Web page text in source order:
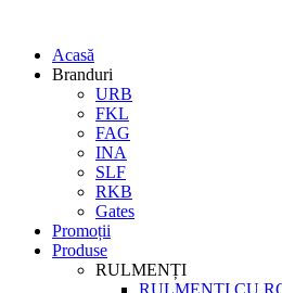
Acasă
Branduri
URB
FKL
FAG
INA
SLF
RKB
Gates
Promoții
Produse
RULMENȚI
RULMENȚI CU